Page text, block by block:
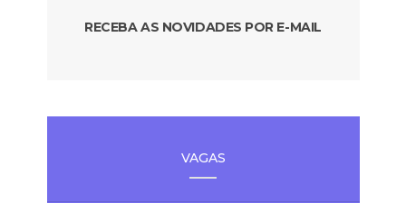
RECEBA AS NOVIDADES POR E-MAIL
VAGAS